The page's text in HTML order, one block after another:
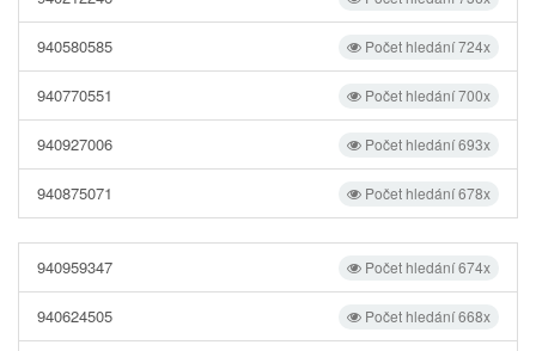
Počet hledání 724x
940580585
Počet hledání 700x
940770551
Počet hledání 693x
940927006
Počet hledání 678x
940875071
Počet hledání 674x
940959347
Počet hledání 668x
940624505